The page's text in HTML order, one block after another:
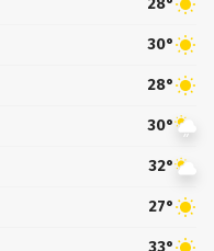
28°
30°
28°
30°
32°
27°
33°